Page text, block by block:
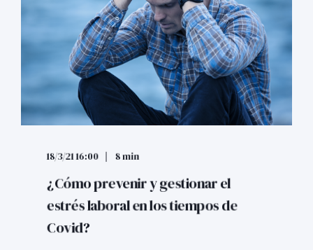
18/3/21 16:00 8 min
¿Cómo prevenir y gestionar el
estrés laboral en los tiempos de
Covid?